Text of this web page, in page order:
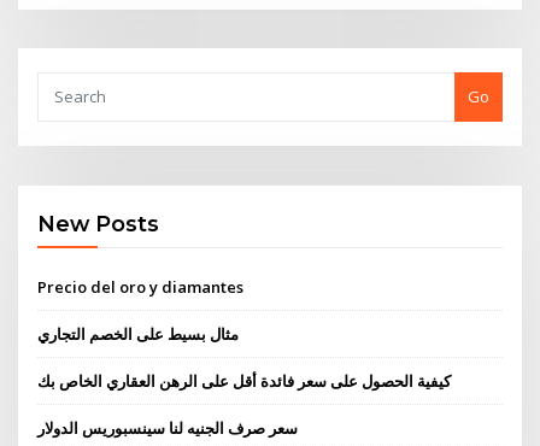
Go
New Posts
Precio del oro y diamantes
مثال بسيط على الخصم التجاري
كيفية الحصول على سعر فائدة أقل على الرهن العقاري الخاص بك
سعر صرف الجنيه لنا سينسبوريس الدولار